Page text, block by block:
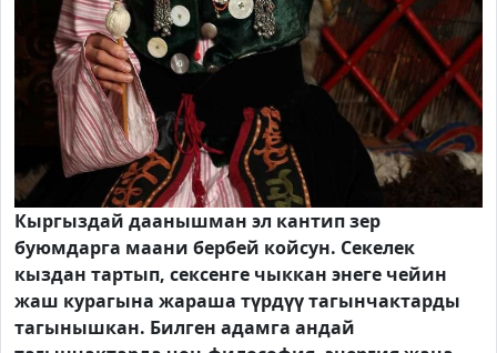
Кыргыздай даанышман эл кантип зер
буюмдарга маани бербей койсун. Секелек
кыздан тартып, сексенге чыккан энеге чейин
жаш курагына жараша түрдүү тагынчактарды
тагынышкан. Билген адамга андай